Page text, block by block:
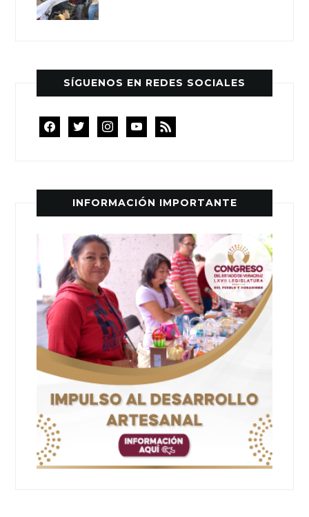
SÍGUENOS EN REDES SOCIALES
facebooktwitterinstagramyoutube
rss
INFORMACIÓN IMPORTANTE